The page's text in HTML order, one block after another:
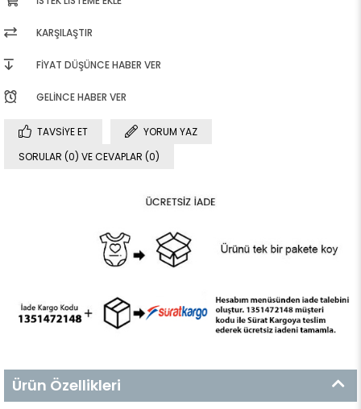
KARŞILAŞTIR
FIYAT DÜŞÜNCE HABER VER
GELINCE HABER VER
TAVSIYE ET
YORUM YAZ
SORULAR (0) VE CEVAPLAR (0)
Ürün Özellikleri